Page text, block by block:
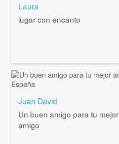
Laura
lugar con encanto
Juan David
Un buen amigo para tu mejor
amigo